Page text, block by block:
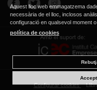
Configurar cookies
Aquest lloc web emmagatzema
necessària de el lloc, inclosos
configuració en qualsevol moment
política de cookies